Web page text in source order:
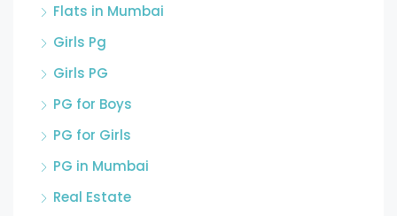
Flats in Mumbai
Girls Pg
Girls PG
PG for Boys
PG for Girls
PG in Mumbai
Real Estate